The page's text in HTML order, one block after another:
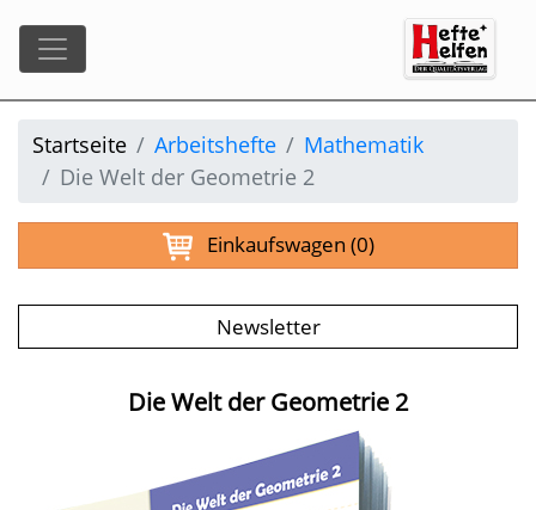
Startseite Arbeitshefte
Mathematik
Die Welt der Geometrie 2
Einkaufswagen (0)
Newsletter
Die Welt der Geometrie 2